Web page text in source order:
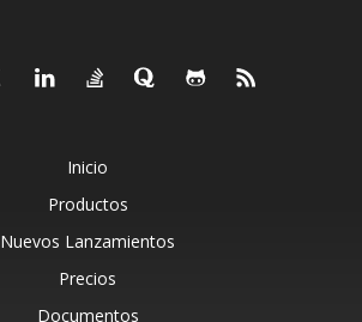
Inicio
Productos
Nuevos Lanzamientos
Precios
Documentos